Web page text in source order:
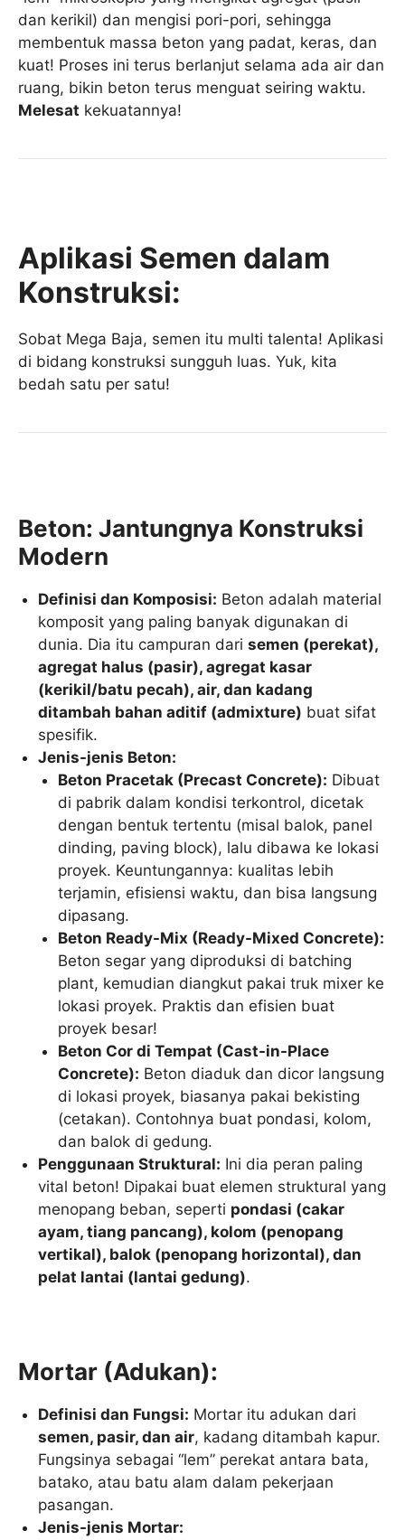
dan kerikil) dan mengisi pori-pori, sehingga
membentuk massa beton yang padat, keras, dan
kuat! Proses ini terus berlanjut selama ada air dan
ruang, bikin beton terus menguat seiring waktu.
Melesat kekuatannya!
Aplikasi Semen dalam
Konstruksi:
Sobat Mega Baja, semen itu multi talenta! Aplikasi
di bidang konstruksi sungguh luas. Yuk, kita
bedah satu per satu!
Beton: Jantungnya Konstruksi
Modern
Definisi dan Komposisi: Beton adalah material
komposit yang paling banyak digunakan di
dunia. Dia itu campuran darisemen (perekat),
agregat halus (pasir), agregat kasar
(kerikil/batu pecah), air, dan kadang
ditambah bahan aditif (admixture) buat sifat
spesifik.
Jenis-jenis Beton:
Beton Pracetak (Precast Concrete): Dibuat
di pabrik dalam kondisi terkontrol, dicetak
dengan bentuk tertentu (misal balok, panel
dinding, paving block), lalu dibawa ke lokasi
proyek. Keuntungannya: kualitas lebih
terjamin, efisiensi waktu, dan bisa langsung
dipasang.
Beton Ready-Mix (Ready-Mixed Concrete):
Beton segar yang diproduksi di batching
plant, kemudian diangkut pakai truk mixer ke
lokasi proyek. Praktis dan efisien buat
proyek besar!
Beton Cor di Tempat (Cast-in-Place
Concrete): Beton diaduk dan dicor langsung
di lokasi proyek, biasanya pakai bekisting
(cetakan). Contohnya buat pondasi, kolom,
dan balok di gedung.
Penggunaan Struktural: Ini dia peran paling
vital beton! Dipakai buat elemen struktural yang
menopang beban, seperti pondasi (cakar
ayam, tiang pancang), kolom (penopang
vertikal), balok (penopang horizontal), dan
pelat lantai (lantai gedung).
Mortar (Adukan):
Definisi dan Fungsi: Mortar itu adukan dari
semen, pasir, dan air, kadang ditambah kapur.
Fungsinya sebagai “lem” perekat antara bata,
batako, atau batu alam dalam pekerjaan
pasangan.
Jenis-jenis Mortar: